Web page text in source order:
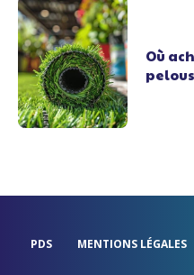
Où
PDS MENTIONS LÉGALES